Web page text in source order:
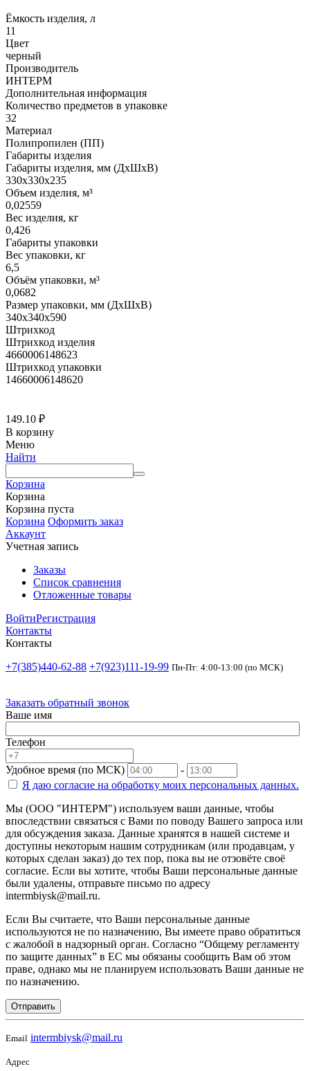
Ёмкость изделия, л
11
Цвет
черный
Производитель
ИНТЕРМ
Дополнительная информация
Количество предметов в упаковке
32
Материал
Полипропилен (ПП)
Габариты изделия
Габариты изделия, мм (ДхШхВ)
330х330х235
Объем изделия, м³
0,02559
Вес изделия, кг
0,426
Габариты упаковки
Вес упаковки, кг
6,5
Объём упаковки, м³
0,0682
Размер упаковки, мм (ДхШхВ)
340х340х590
Штрихкод
Штрихкод изделия
4660006148623
Штрихкод упаковки
14660006148620
149.10 ₽
В корзину
Меню
Найти
Корзина
Корзина
Корзина пуста
Корзина Оформить заказ
Аккаунт
Учетная запись
Заказы
Список сравнения
Отложенные товары
ВойтиРегистрация
Контакты
Контакты
+7(385)440-62-88 +7(923)111-19-99 Пн-Пт: 4:00-13:00 (по МСК)
Заказать обратный звонок
Ваше имя
Телефон
Удобное время (по МСК)
-
Я даю согласие на обработку моих персональных данных.
Мы (ООО "ИНТЕРМ") используем ваши данные, чтобы
впоследствии связаться с Вами по поводу Вашего запроса или
для обсуждения заказа. Данные хранятся в нашей системе и
доступны некоторым нашим сотрудникам (или продавцам, у
которых сделан заказ) до тех пор, пока вы не отзовёте своё
согласие. Если вы хотите, чтобы Ваши персональные данные
были удалены, отправьте письмо по адресу
intermbiysk@mail.ru.
Если Вы считаете, что Ваши персональные данные
используются не по назначению, Вы имеете право обратиться
с жалобой в надзорный орган. Согласно “Общему регламенту
по защите данных” в ЕС мы обязаны сообщить Вам об этом
праве, однако мы не планируем использовать Ваши данные не
по назначению.
Отправить
Email intermbiysk@mail.ru
Адрес